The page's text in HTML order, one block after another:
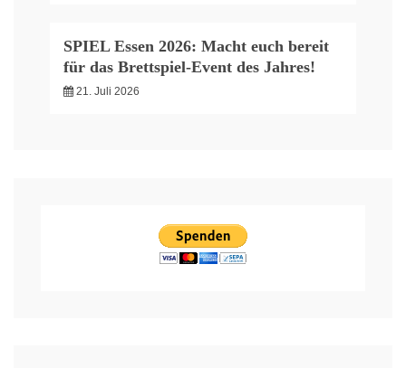
SPIEL Essen 2026: Macht euch bereit
für das Brettspiel-Event des Jahres!
21. Juli 2026